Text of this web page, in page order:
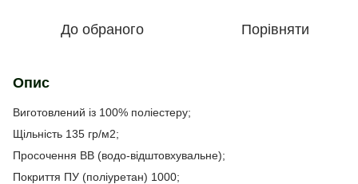
До обраного Порівняти
Опис
Виготовлений із 100% поліестеру;
Щільність 135 гр/м2;
Просочення ВВ (водо-відштовхувальне);
Покриття ПУ (поліуретан) 1000;